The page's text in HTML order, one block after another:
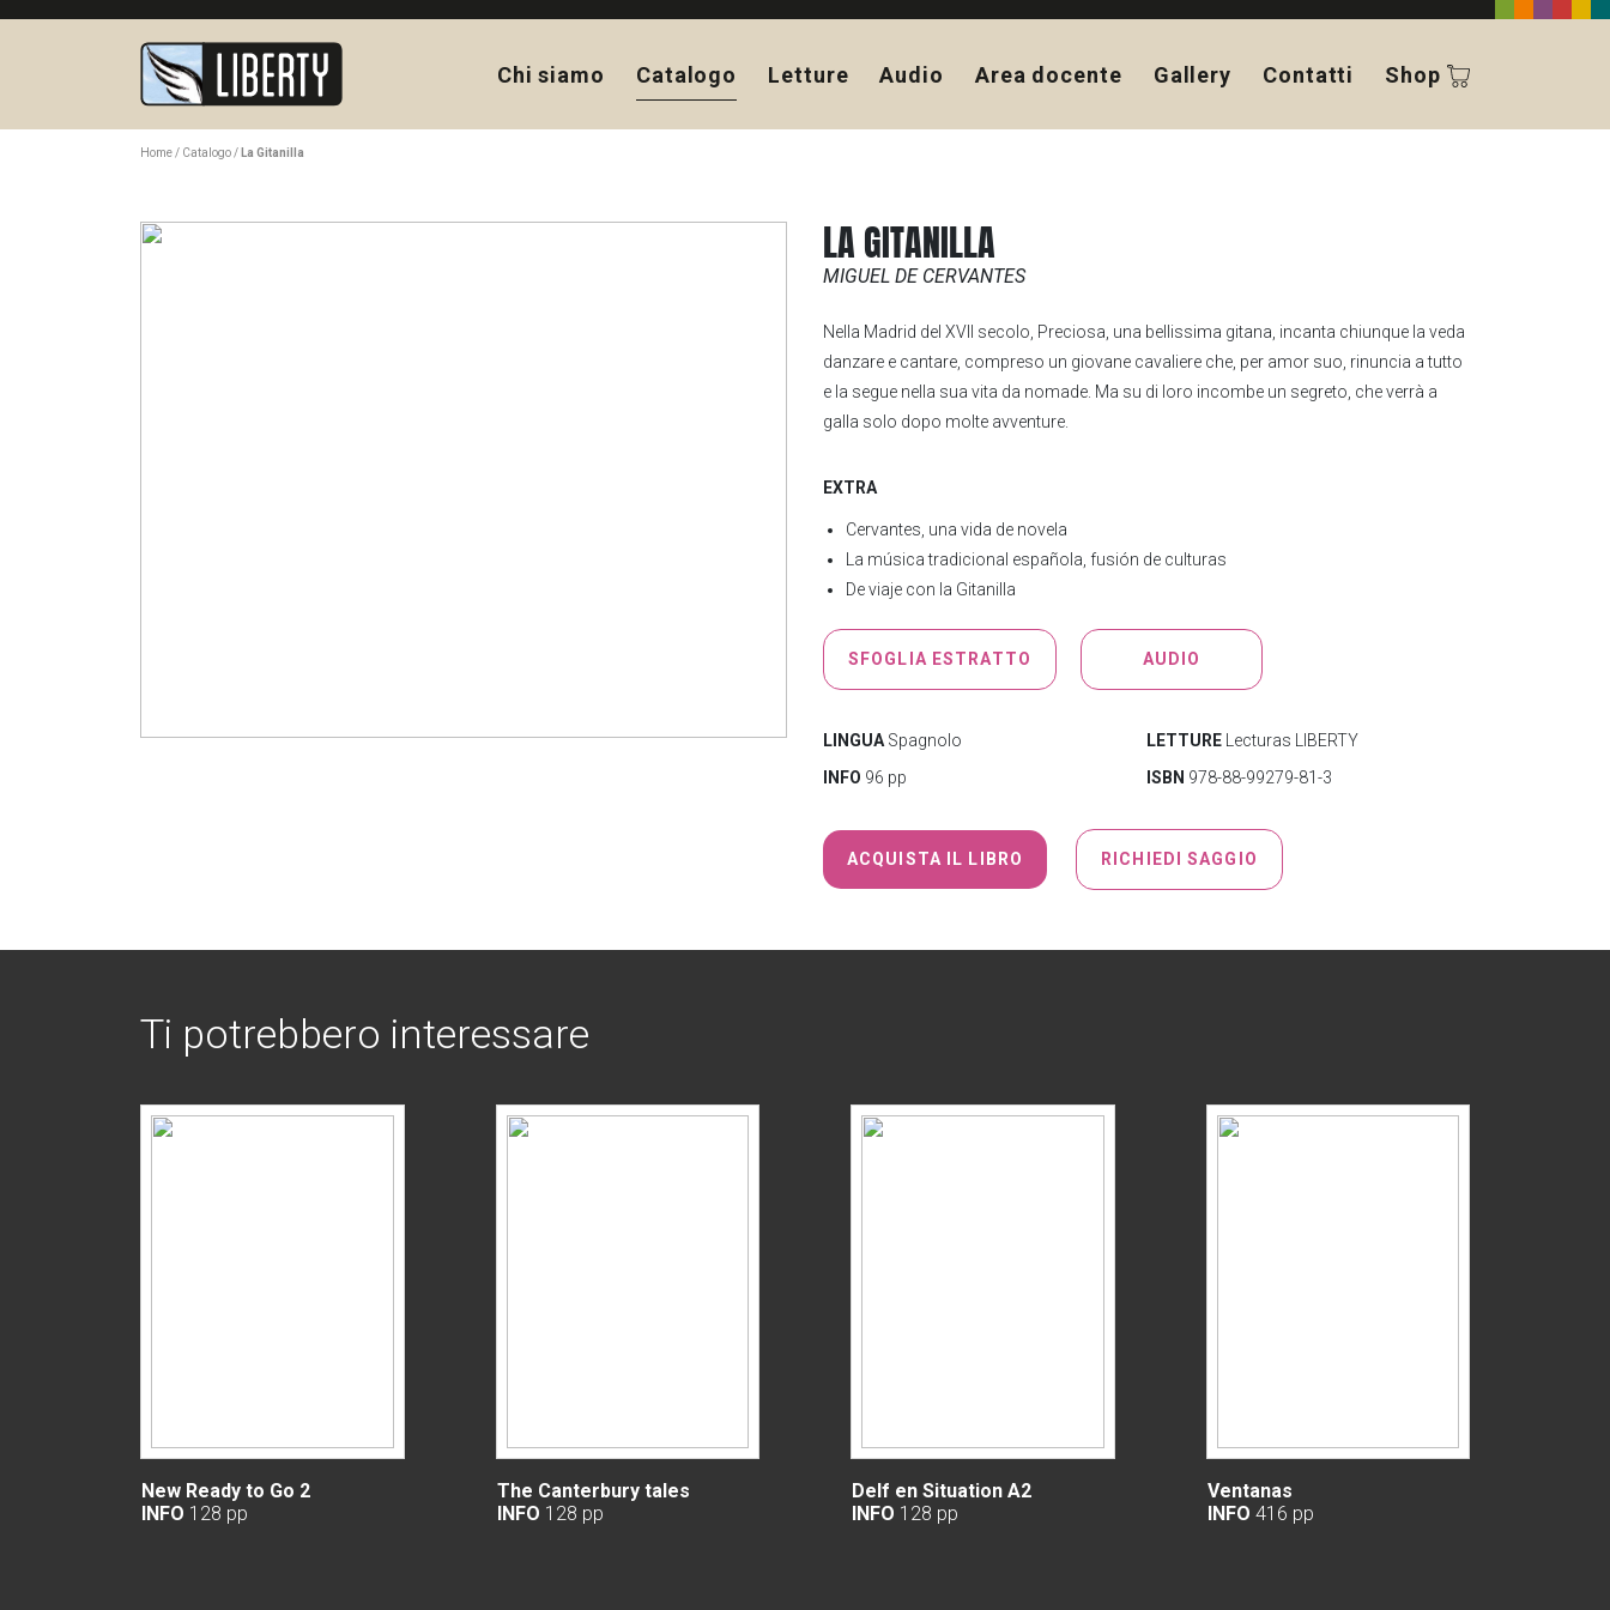
Chi siamo Catalogo Letture Audio Area docente Gallery Contatti Shop
Home Catalogo La Gitanilla
LA GITANILLA
MIGUEL DE CERVANTES
Nella Madrid del XVII secolo, Preciosa, una bellissima gitana, incanta chiunque la veda
danzare e cantare, compreso un giovane cavaliere che, per amor suo, rinuncia a tutto
e la segue nella sua vita da nomade. Ma su di loro incombe un segreto, che verrà a
galla solo dopo molte avventure.
EXTRA
Cervantes, una vida de novela
La música tradicional española, fusión de culturas
De viaje con la Gitanilla
SFOGLIA ESTRATTO AUDIO
LINGUA Spagnolo LETTURE Lecturas LIBERTY
INFO 96 pp ISBN 978-88-99279-81-3
ACQUISTA IL LIBRO RICHIEDI SAGGIO
Ti potrebbero interessare
New Ready to Go 2
INFO 128 pp
The Canterbury tales
INFO 128 pp
Delf en Situation A2
INFO 128 pp
Ventanas
INFO 416 pp